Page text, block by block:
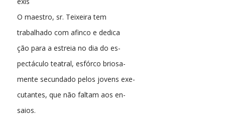
O maestro, sr. Teixeira tem
trabalhado com afinco e dedica
ção para a estreia no dia do es-
pectáculo teatral, esfórco briosa-
mente secundado pelos jovens exe-
cutantes, que não faltam aos en-
saios.